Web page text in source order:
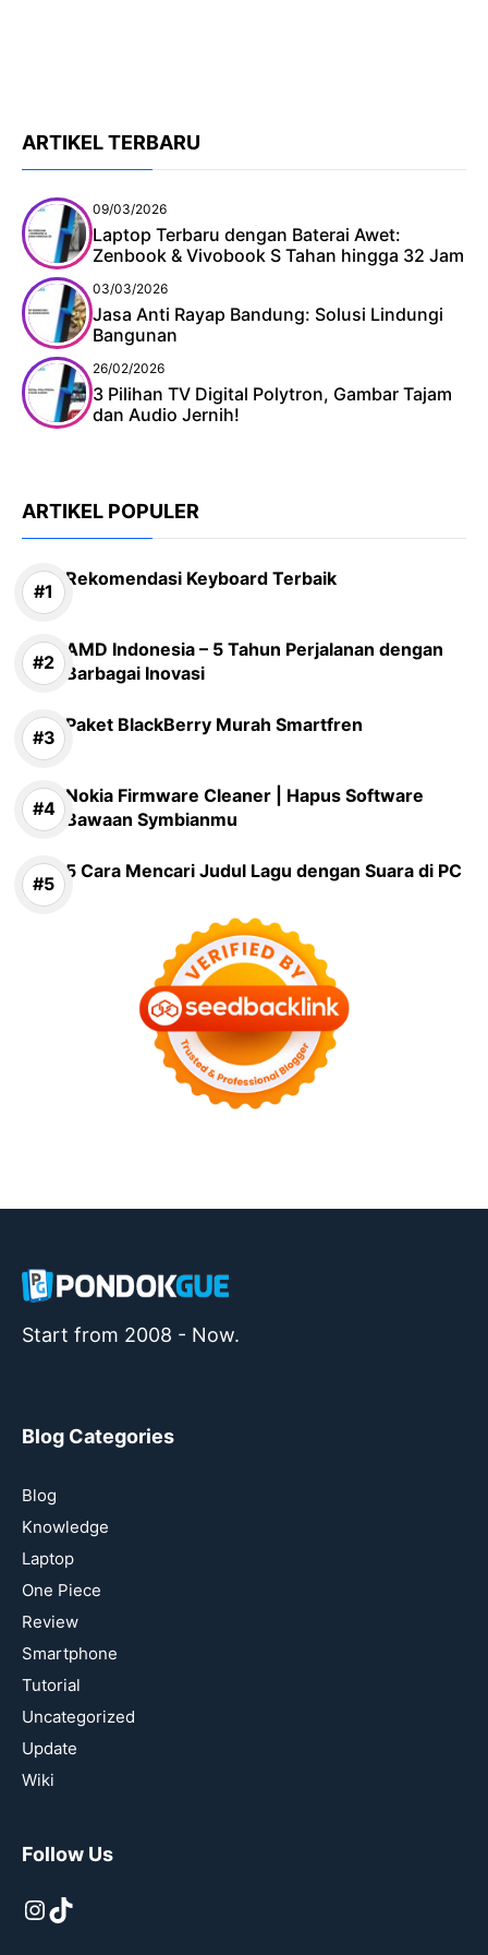
ARTIKEL TERBARU
09/03/2026
Laptop Terbaru dengan Baterai Awet:
Zenbook & Vivobook S Tahan hingga 32 Jam
03/03/2026
Jasa Anti Rayap Bandung: Solusi Lindungi
Bangunan
26/02/2026
3 Pilihan TV Digital Polytron, Gambar Tajam
dan Audio Jernih!
ARTIKEL POPULER
Rekomendasi Keyboard Terbaik
AMD Indonesia – 5 Tahun Perjalanan dengan
Barbagai Inovasi
Paket BlackBerry Murah Smartfren
Nokia Firmware Cleaner | Hapus Software
Bawaan Symbianmu
5 Cara Mencari Judul Lagu dengan Suara di PC
Start from 2008 - Now.
Blog Categories
Blog
Knowledge
Laptop
One Piece
Review
Smartphone
Tutorial
Uncategorized
Update
Wiki
Follow Us
Instagram
TikTok